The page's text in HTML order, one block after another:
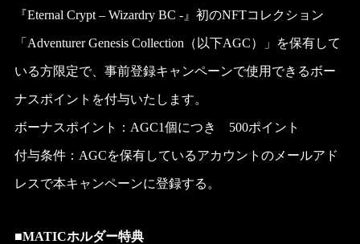
『Eternal Crypt – Wizardry BC -』初のNFTコレクション
「Adventurer Genesis Collection（以下AGC）」を保有して
いる方限定で、事前登録キャンペーンで使用できるボー
ナスポイントを付与いたします。
ボーナスポイント：AGC1個につき 500ポイント
付与条件：AGCを保有しているアカウントのメールアド
レスで本キャンペーンに登録する。
■MATICホルダー特典